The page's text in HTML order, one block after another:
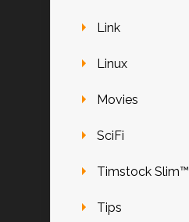
Link
Linux
Movies
SciFi
Timstock Slim™
Tips